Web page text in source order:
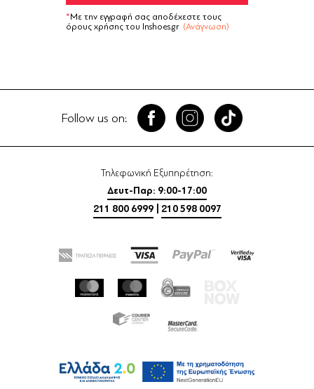
Με την εγγραφή σας αποδέχεστε τους
όρους χρήσης του Inshoes.gr (Ανάγνωση)
Follow us on:
Τηλεφωνική Εξυπηρέτηση:
Δευτ-Παρ: 9:00-17:00
211 800 6999
210 598 0097